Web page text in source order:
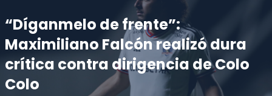
“Díganmelo de frente”:
Maximiliano Falcón realizó dura
crítica contra dirigencia de Colo
Colo